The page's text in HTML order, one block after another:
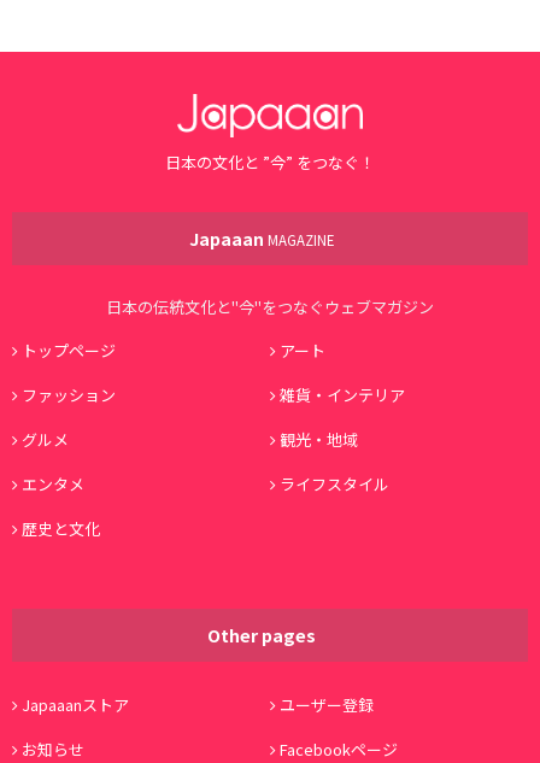
日本の文化と ”今” をつなぐ！
Japaaan MAGAZINE
日本の伝統文化と"今"をつなぐウェブマガジン
トップページ
アート
ファッション
雑貨・インテリア
グルメ
観光・地域
エンタメ
ライフスタイル
歴史と文化
Other pages
Japaaanストア
ユーザー登録
お知らせ
Facebookページ